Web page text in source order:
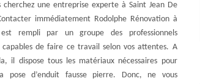
cherchez une entreprise experte à Saint Jean De
immédiatement Rodolphe Rénovation à
rempli par un groupe des professionnels
capables de faire ce travail selon vos attentes. A
il dispose tous les matériaux nécessaires pour
pose d’enduit fausse pierre. Donc, ne vous